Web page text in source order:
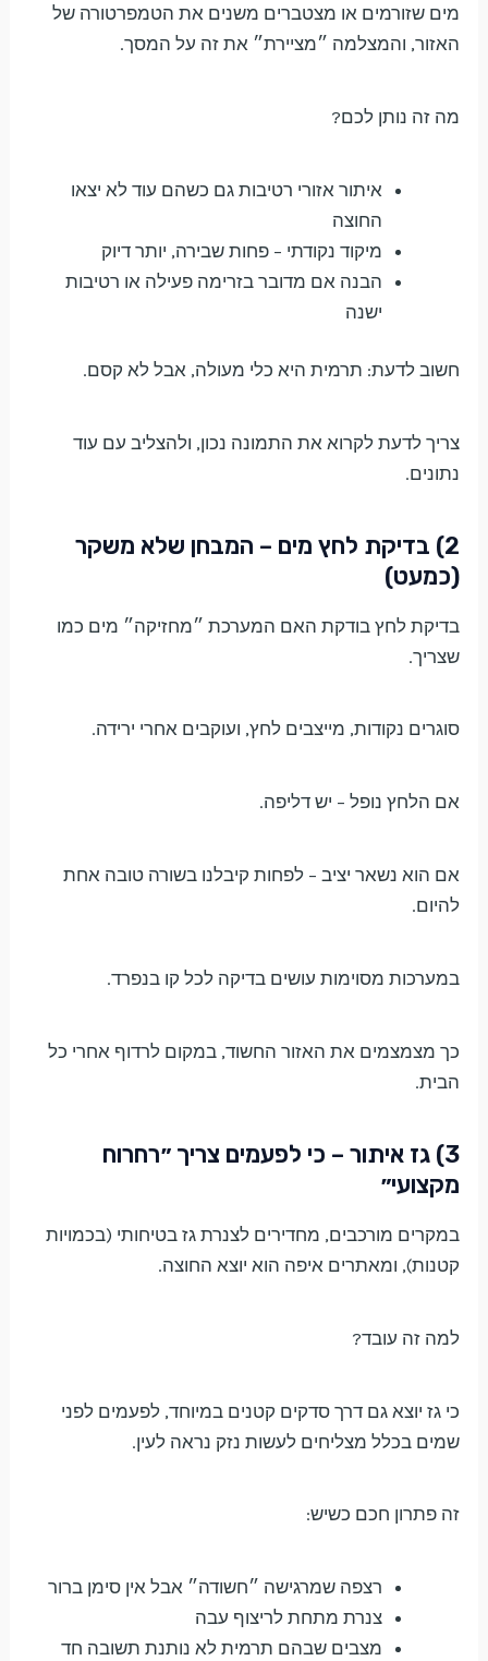
מים שזורמים או מצטברים משנים את הטמפרטורה של
האזור, והמצלמה ״מציירת״ את זה על המסך.
מה זה נותן לכם?
איתור אזורי רטיבות גם כשהם עוד לא יצאו
החוצה
מיקוד נקודתי – פחות שבירה, יותר דיוק
הבנה אם מדובר בזרימה פעילה או רטיבות
ישנה
חשוב לדעת: תרמית היא כלי מעולה, אבל לא קסם.
צריך לדעת לקרוא את התמונה נכון, ולהצליב עם עוד
נתונים.
2) בדיקת לחץ מים – המבחן שלא משקר
(כמעט)
בדיקת לחץ בודקת האם המערכת ״מחזיקה״ מים כמו
שצריך.
סוגרים נקודות, מייצבים לחץ, ועוקבים אחרי ירידה.
אם הלחץ נופל – יש דליפה.
אם הוא נשאר יציב – לפחות קיבלנו בשורה טובה אחת
להיום.
במערכות מסוימות עושים בדיקה לכל קו בנפרד.
כך מצמצמים את האזור החשוד, במקום לרדוף אחרי כל
הבית.
3) גז איתור – כי לפעמים צריך ״רחרוח
מקצועי״
במקרים מורכבים, מחדירים לצנרת גז בטיחותי (בכמויות
קטנות), ומאתרים איפה הוא יוצא החוצה.
למה זה עובד?
כי גז יוצא גם דרך סדקים קטנים במיוחד, לפעמים לפני
שמים בכלל מצליחים לעשות נזק נראה לעין.
זה פתרון חכם כשיש:
רצפה שמרגישה ״חשודה״ אבל אין סימן ברור
צנרת מתחת לריצוף עבה
מצבים שבהם תרמית לא נותנת תשובה חד